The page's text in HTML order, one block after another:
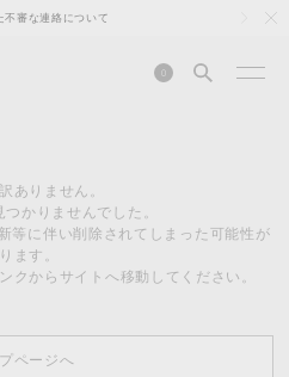
不審な連絡について
0
ありません。
かりませんでした。
等に伴い削除されてしまった可能性が
ます。
クからサイトへ移動してください。
ページへ